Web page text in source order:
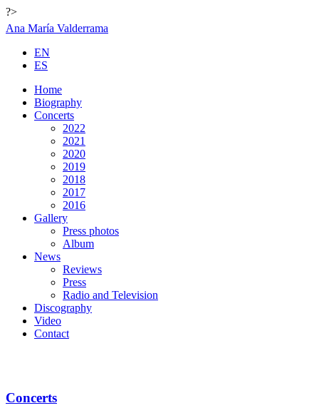
?>
Ana María Valderrama
EN
ES
Home
Biography
Concerts
2022
2021
2020
2019
2018
2017
2016
Gallery
Press photos
Album
News
Reviews
Press
Radio and Television
Discography
Video
Contact
Concerts